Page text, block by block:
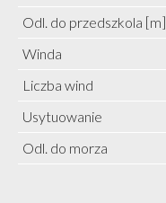
Odl. do przedszkola [m]
Winda
Liczba wind
Usytuowanie
Odl. do morza